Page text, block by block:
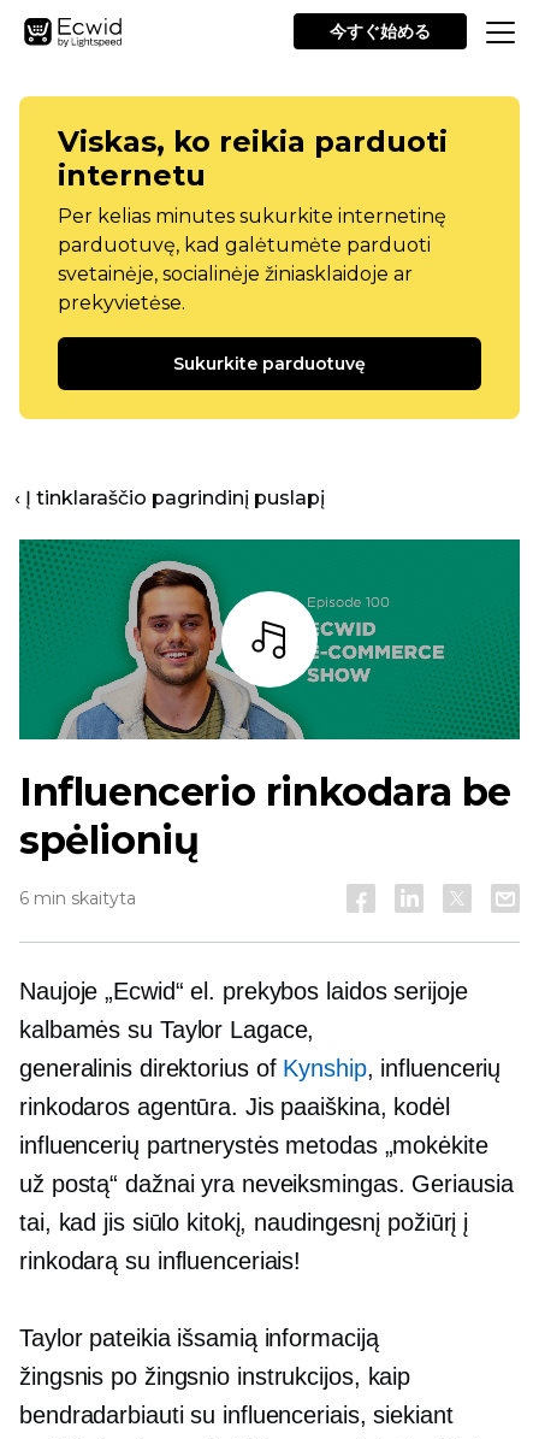
今すぐ始める
Viskas, ko reikia parduoti
internetu
Per kelias minutes sukurkite internetinę
parduotuvę, kad galėtumėte parduoti
svetainėje, socialinėje žiniasklaidoje ar
prekyvietėse.
Sukurkite parduotuvę
‹ Į tinklaraščio pagrindinį puslapį
Baras
Influencerio rinkodara be
spėlionių
6 min skaityta
Naujoje „Ecwid“ el. prekybos laidos serijoje
kalbamės su Taylor Lagace,
generalinis direktoriusof Kynship, influencerių
rinkodaros agentūra. Jis paaiškina, kodėl
influencerių partnerystės metodas „mokėkite
už postą“ dažnai yra neveiksmingas. Geriausia
tai, kad jis siūlo kitokį, naudingesnį požiūrį į
rinkodarą su influenceriais!
Taylor pateikia išsamią informaciją
žingsnis po žingsnio instrukcijos, kaip
bendradarbiauti su influenceriais, siekiant